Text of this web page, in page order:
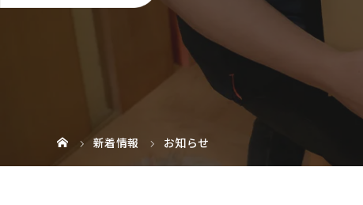
新着情報 お知らせ